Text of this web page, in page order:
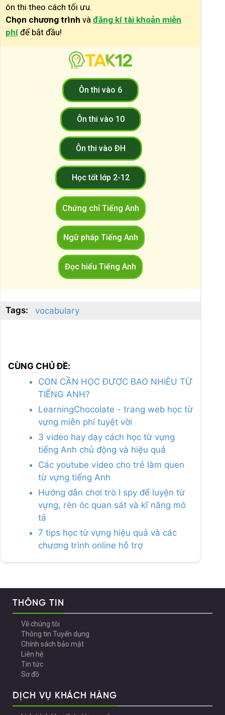
ôn thi theo cách tối ưu.
Chọn chương trình và đăng kí tài khoản miễn
phí để bắt đầu!
Ôn thi vào 6
Ôn thi vào 10
Ôn thi vào ĐH
Học tốt lớp 2-12
Chứng chỉ Tiếng Anh
Ngữ pháp Tiếng Anh
Đọc hiểu Tiếng Anh
Tags: vocabulary
CÙNG CHỦ ĐỀ:
CON CẦN HỌC ĐƯỢC BAO NHIÊU TỪ
TIẾNG ANH?
LearningChocolate - trang web học từ
vựng miễn phí tuyệt vời
3 video hay dạy cách học từ vựng
tiếng Anh chủ động và hiệu quả
Các youtube video cho trẻ làm quen
từ vựng tiếng Anh
Hướng dẫn chơi trò I spy để luyện từ
vựng, rèn óc quan sát và kĩ năng mô
tả
7 tips học từ vựng hiệu quả và các
chương trình online hỗ trợ
THÔNG TIN
Về chúng tôi
Thông tin Tuyển dụng
Chính sách bảo mật
Liên hệ
Tin tức
Sơ đồ
DỊCH VỤ KHÁCH HÀNG